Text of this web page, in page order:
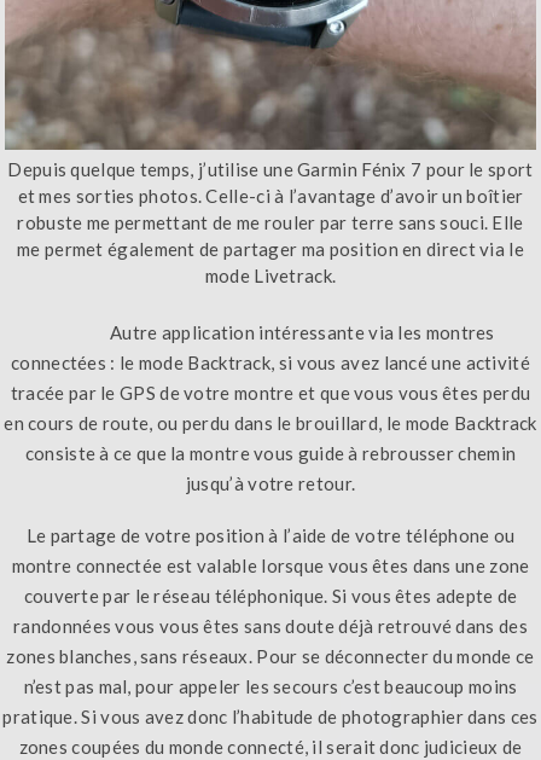
Depuis quelque temps, j’utilise une Garmin Fénix 7 pour le sport
et mes sorties photos. Celle-ci à l’avantage d’avoir un boîtier
robuste me permettant de me rouler par terre sans souci. Elle
me permet également de partager ma position en direct via le
mode Livetrack.
Autre application intéressante via les montres
connectées : le mode Backtrack, si vous avez lancé une activité
tracée par le GPS de votre montre et que vous vous êtes perdu
en cours de route, ou perdu dans le brouillard, le mode Backtrack
consiste à ce que la montre vous guide à rebrousser chemin
jusqu’à votre retour.
Le partage de votre position à l’aide de votre téléphone ou
montre connectée est valable lorsque vous êtes dans une zone
couverte par le réseau téléphonique. Si vous êtes adepte de
randonnées vous vous êtes sans doute déjà retrouvé dans des
zones blanches, sans réseaux. Pour se déconnecter du monde ce
n’est pas mal, pour appeler les secours c’est beaucoup moins
pratique. Si vous avez donc l’habitude de photographier dans ces
zones coupées du monde connecté, il serait donc judicieux de